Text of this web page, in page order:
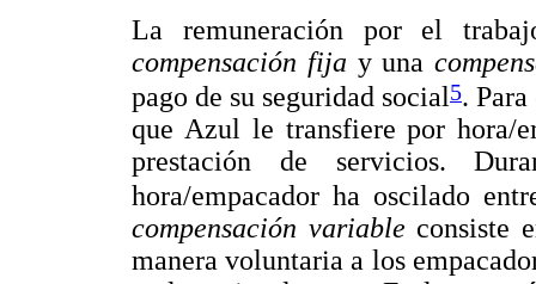
La remuneración por el
compensación fija y una
pago de su seguridad social5.
que Azul le transfiere por hora/
prestación de servicios.
hora/empacador ha oscilado
compensación variable consiste
manera voluntaria a los